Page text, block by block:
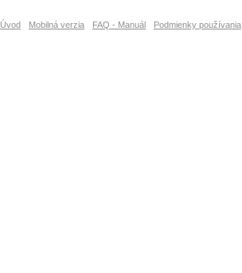
Úvod Mobilná verzia FAQ - Manuál Podmienky používania